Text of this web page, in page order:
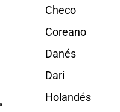
Checo
Coreano
Danés
Dari
Holandés